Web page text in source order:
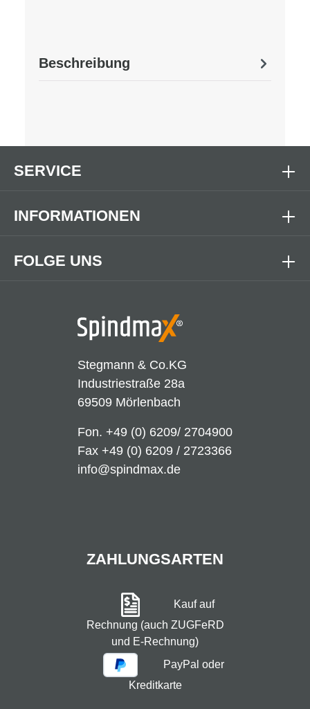
Beschreibung
Stegmann & Co.KG
Industriestraße 28a
69509 Mörlenbach
Fon. +49 (0) 6209/ 2704900
Fax +49 (0) 6209 / 2723366
info@spindmax.de
FOLGE UNS
SERVICE
INFORMATIONEN
ZAHLUNGSARTEN
Kauf auf
Rechnung (auch ZUGFeRD
und E-Rechnung)
PayPal oder
Kreditkarte